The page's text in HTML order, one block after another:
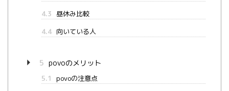
4.3
昼休み比較
4.4 向いている人
5 povoのメリット
5.1 povoの注意点